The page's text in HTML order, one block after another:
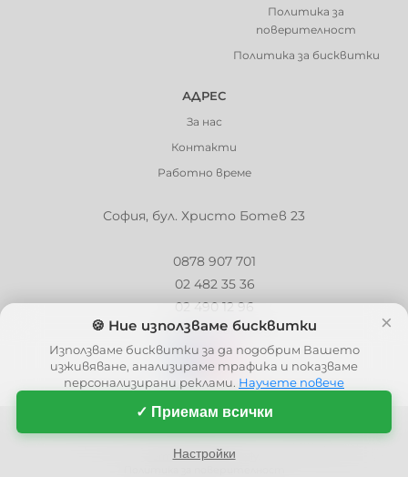
Политика за
поверителност
Политика за бисквитки
АДРЕС
За нас
Контакти
Работно време
София, бул. Христо Ботев 23
0878 907 701
02 482 35 36
02 490 12 96
info@barbaron.bg
Terms of Serviceapply.
×
🍪 Ние използваме бисквитки
Използваме бисквитки за да подобрим Вашето
изживяване, анализираме трафика и показваме
персонализирани реклами. Научете повече
✓ Приемам всички
Настройки